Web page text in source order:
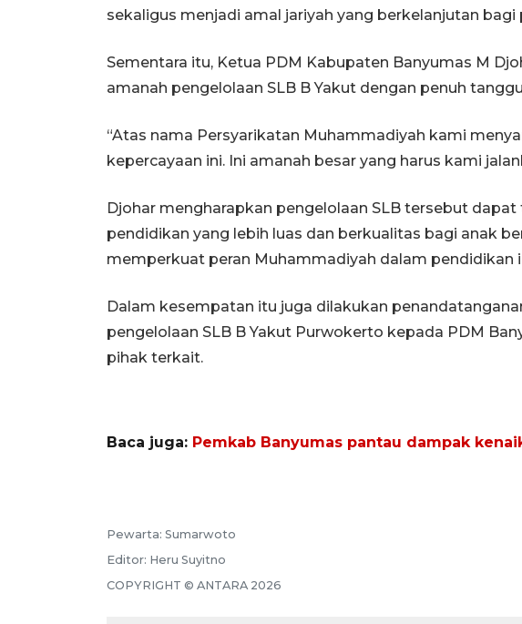
sekaligus menjadi amal jariyah yang berkelanjutan bagi
Sementara itu, Ketua PDM Kabupaten Banyumas M
amanah pengelolaan SLB B Yakut dengan penuh
“Atas nama Persyarikatan Muhammadiyah kami
kepercayaan ini. Ini amanah besar yang harus kami
Djohar mengharapkan pengelolaan SLB tersebut
pendidikan yang lebih luas dan berkualitas bagi anak
memperkuat peran Muhammadiyah dalam pendidikan
Dalam kesempatan itu juga dilakukan
pengelolaan SLB B Yakut Purwokerto kepada PDM
pihak terkait.
Baca juga: Pemkab Banyumas pantau dampak
Pewarta: Sumarwoto
Editor: Heru Suyitno
COPYRIGHT © ANTARA 2026